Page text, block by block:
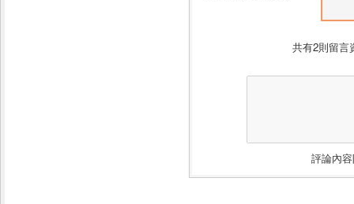
共有2則留言
評論內